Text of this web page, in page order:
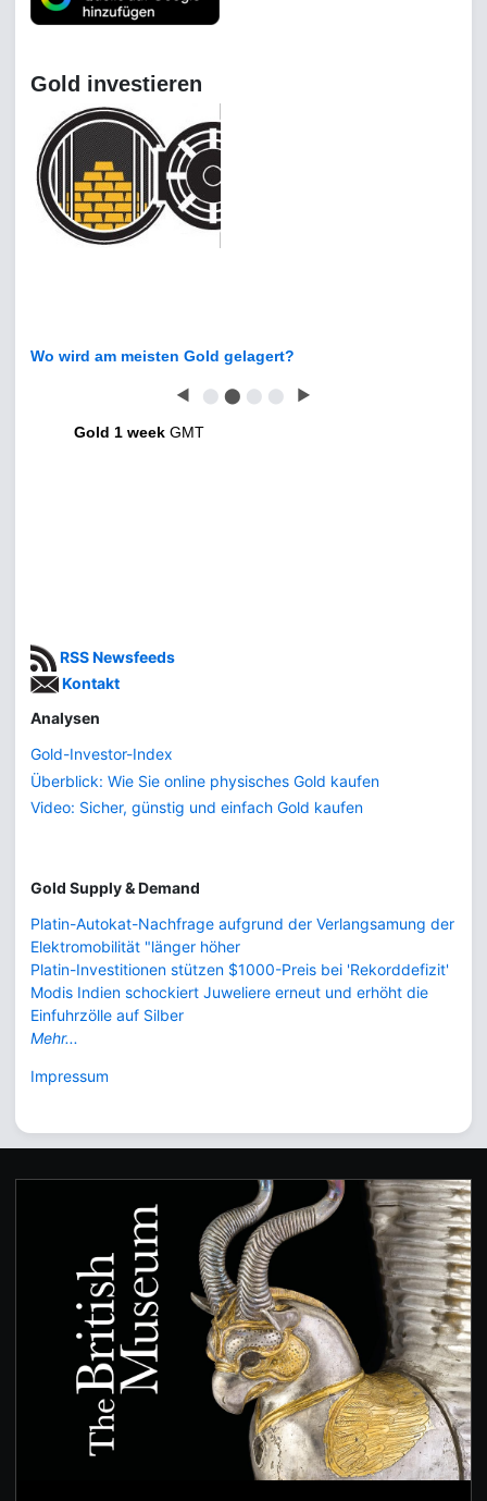
Gold investieren
Wo wird am meisten Gold gelagert?
◀ ⬤ ⬤ ⬤ ⬤ ▶
Gold 1 week GMT
RSS Newsfeeds
Kontakt
Analysen
Gold-Investor-Index
Überblick: Wie Sie online physisches Gold kaufen
Video: Sicher, günstig und einfach Gold kaufen
Gold Supply & Demand
Platin-Autokat-Nachfrage aufgrund der Verlangsamung der
Elektromobilität "länger höher
Platin-Investitionen stützen $1000-Preis bei 'Rekorddefizit'
Modis Indien schockiert Juweliere erneut und erhöht die
Einfuhrzölle auf Silber
Mehr...
Impressum